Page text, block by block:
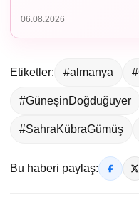
06.08.2026
Etiketler: #almanya
#GüneşinDoğduğuyer
#SahraKübraGümüş
Bu haberi paylaş: